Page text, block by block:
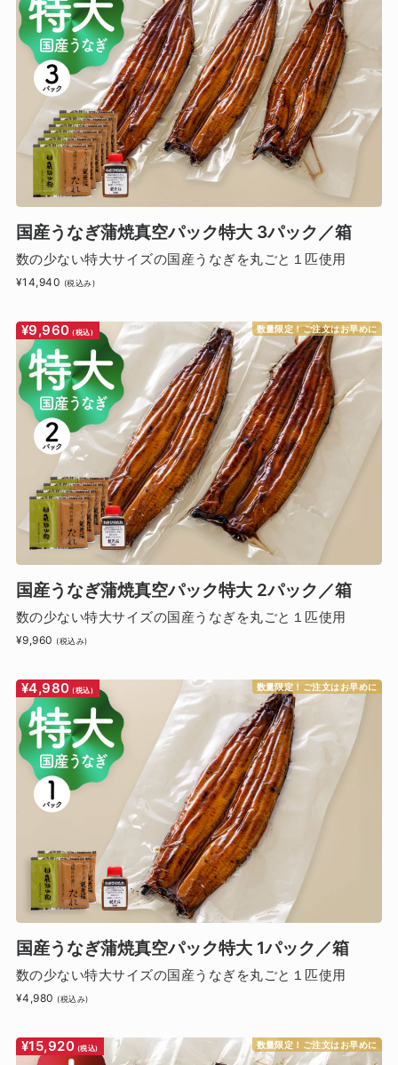
国産うなぎ蒲焼真空パック特大 3パック／箱
数の少ない特大サイズの国産うなぎを丸ごと１匹使用
¥14,940 (税込み)
数量限定！ご注文はお早めに
¥9,960 (税込)
国産うなぎ蒲焼真空パック特大 2パック／箱
数の少ない特大サイズの国産うなぎを丸ごと１匹使用
¥9,960 (税込み)
数量限定！ご注文はお早めに
¥4,980 (税込)
国産うなぎ蒲焼真空パック特大 1パック／箱
数の少ない特大サイズの国産うなぎを丸ごと１匹使用
¥4,980 (税込み)
数量限定！ご注文はお早めに
¥15,920 (税込)